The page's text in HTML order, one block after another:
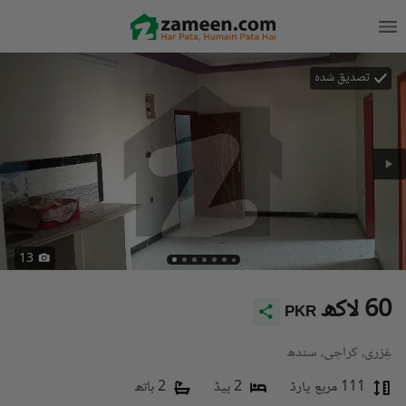
تصدیق شدہ
13
PKR 60 لاکھ
غِزری، کراچی، سندھ
111 مربع یارڈ
2 بیڈ 2 باتھ